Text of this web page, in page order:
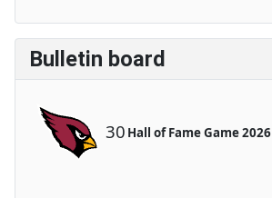
Bulletin board
30 Hall of Fame Game 2026